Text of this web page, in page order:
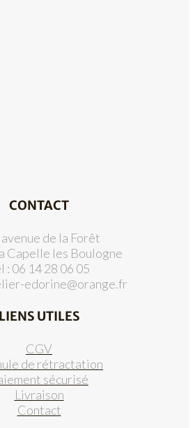
CONTACT
avenue de la Forêt
Capelle les Boulogne
: 06 14 28 06 05
edorine@orange.fr
LIENS UTILES
CGV
de rétractation
sécurisé
Livraison
Contact